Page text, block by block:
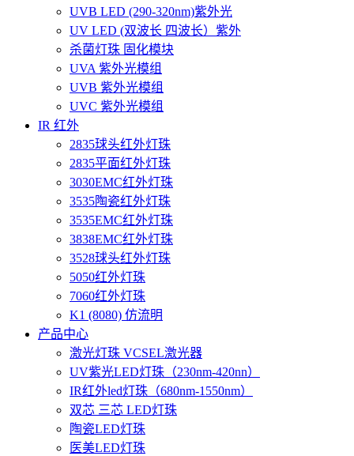
UVB LED (290-320nm)紫外光
UV LED (双波长 四波长）紫外
杀菌灯珠 固化模块
UVA 紫外光模组
UVB 紫外光模组
UVC 紫外光模组
IR 红外
2835球头红外灯珠
2835平面红外灯珠
3030EMC红外灯珠
3535陶瓷红外灯珠
3535EMC红外灯珠
3838EMC红外灯珠
3528球头红外灯珠
5050红外灯珠
7060红外灯珠
K1 (8080) 仿流明
产品中心
激光灯珠 VCSEL激光器
UV紫光LED灯珠（230nm-420nn）
IR红外led灯珠（680nm-1550nm）
双芯 三芯 LED灯珠
陶瓷LED灯珠
医美LED灯珠